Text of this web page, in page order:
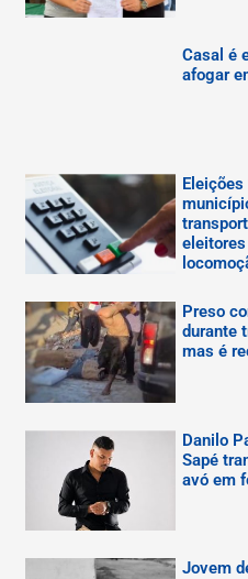
Casal é
afogar
Preso
durante
mas é
Danilo
Sapé
avó em
Jovem